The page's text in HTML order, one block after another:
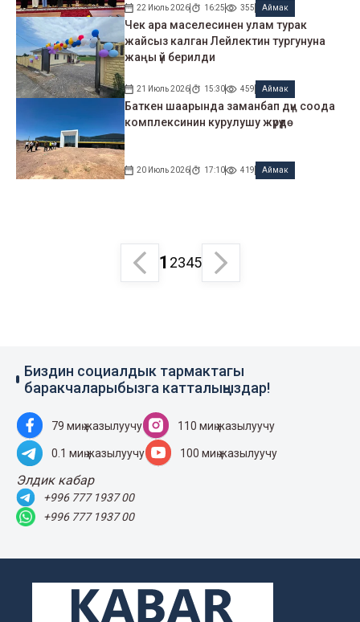
22 Июль 2026 16:25 355 Аймак
Чек ара маселесинен улам турак
жайсыз калган Лейлектин тургунуна
жаңы үй берилди
21 Июль 2026 15:30 459 Аймак
Баткен шаарында заманбап дүң соода
комплексинин курулушу жүрүүдө
20 Июль 2026 17:10 419 Аймак
1 2345
Биздин социалдык тармактагы
баракчаларыбызга катталыңыздар!
79 миң жазылуучу 110 миң жазылуучу
0.1 миң жазылуучу 100 миң жазылуучу
Элдик кабар
+996 777 1937 00
+996 777 1937 00